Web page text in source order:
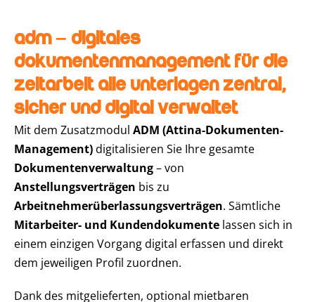
ADM – Digitales
Dokumentenmanagement für die
Zeitarbeit Alle Unterlagen zentral,
sicher und digital verwaltet
Mit dem Zusatzmodul ADM (Attina-Dokumenten-
Management)digitalisieren Sie Ihre gesamte
Dokumentenverwaltung– von
Anstellungsverträgen bis zu
Arbeitnehmerüberlassungsverträgen. Sämtliche
Mitarbeiter- und Kundendokumente lassen sich in
einem einzigen Vorgang digital erfassen und direkt
dem jeweiligen Profil zuordnen.
Dank des mitgelieferten, optional mietbaren